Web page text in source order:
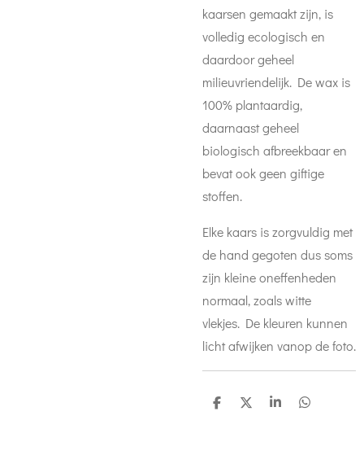
kaarsen gemaakt zijn, is
volledig ecologisch en
daardoor geheel
milieuvriendelijk. De wax is
100% plantaardig,
daarnaast geheel
biologisch afbreekbaar en
bevat ook geen giftige
stoffen.
Elke kaars is zorgvuldig met
de hand gegoten dus soms
zijn kleine oneffenheden
normaal, zoals witte
vlekjes. De kleuren kunnen
licht afwijken vanop de foto.
D
D
S
D